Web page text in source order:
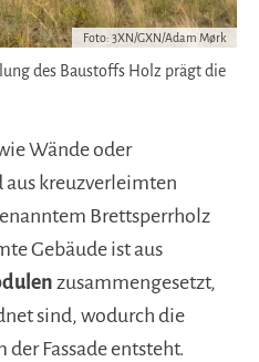
des Baustoffs Holz prägt die
Foto: 3XN/GXN/Adam Mørk
Wände oder
kreuzverleimten
Brettsperrholz
Gebäude ist aus
zusammengesetzt,
sind, wodurch die
der Fassade entsteht.